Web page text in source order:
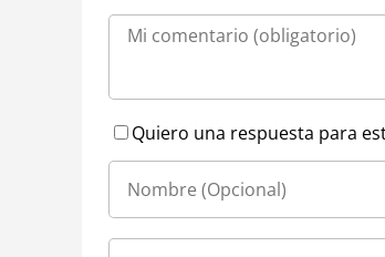
Quiero una respuesta para